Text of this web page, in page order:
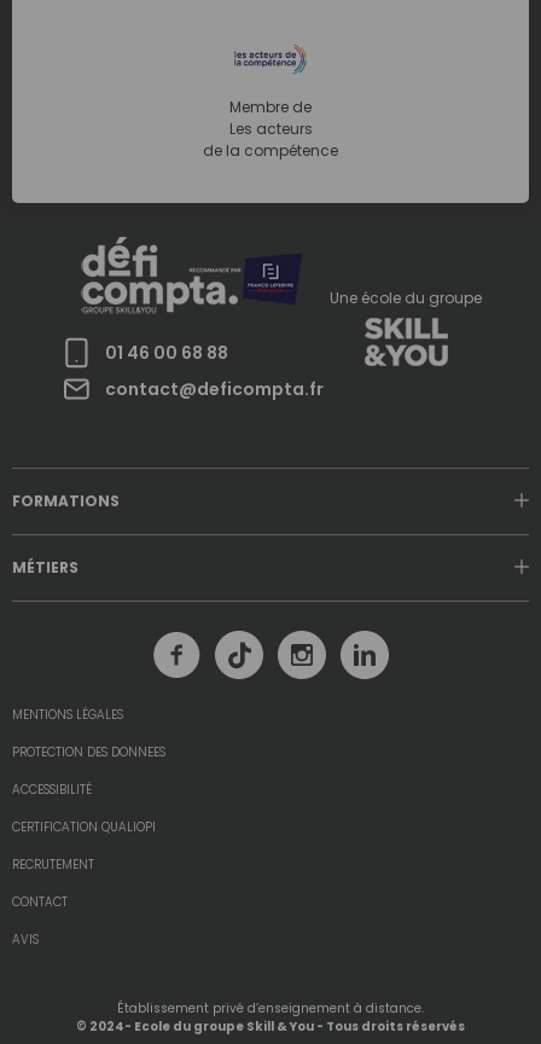
Membre de
Les acteurs
de la compétence
01 46 00 68 88
contact@deficompta.fr
Une école du groupe
FORMATIONS
MÉTIERS
Établissement privé d’enseignement à distance.
© 2024- Ecole du groupe Skill & You - Tous droits réservés
MENTIONS LÉGALES
PROTECTION DES DONNEES
ACCESSIBILITÉ
CERTIFICATION QUALIOPI
RECRUTEMENT
CONTACT
AVIS